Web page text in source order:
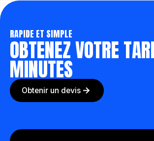
RAPIDE ET SIMPLE
OBTENEZ VOTRE
MINUTES
Obtenir un devis